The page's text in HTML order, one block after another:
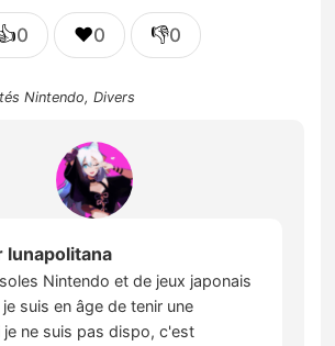
0 ❤️0 👎0
Nintendo,Divers
lunapolitana
Nintendo et de jeux japonais
suis en âge de tenir une
je ne suis pas dispo, c'est